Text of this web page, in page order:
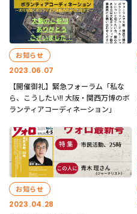
2023.06.07
お知らせ
【開催御礼】緊急フォーラム「私な
ら、こうしたい!! 大阪・関西万博のボ
ランティアコーディネーション」
2023.04.28
お知らせ